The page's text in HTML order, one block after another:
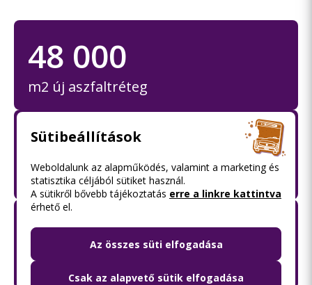
48 000
m2 új aszfaltréteg
12 000
darab új cserje telepítése
70
darab új fa telepítése
Sütibeállítások
Weboldalunk az alapműködés, valamint a marketing és
statisztika céljából sütiket használ.
A sütikről bővebb tájékoztatás erre a linkre kattintva
érhető el.
Az összes süti elfogadása
Csak az alapvető sütik elfogadása